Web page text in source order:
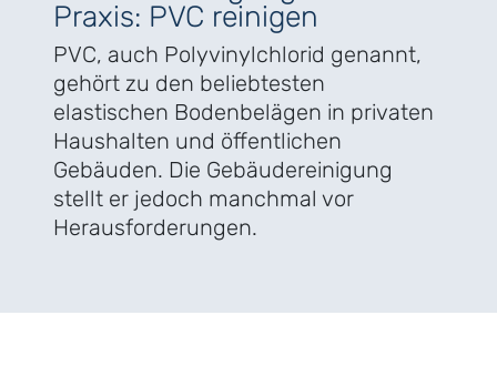
Praxis: PVC reinigen
PVC, auch Polyvinylchlorid genannt,
gehört zu den beliebtesten
elastischen Bodenbelägen in privaten
Haushalten und öffentlichen
Gebäuden. Die Gebäudereinigung
stellt er jedoch manchmal vor
Herausforderungen.